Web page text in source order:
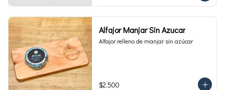
Alfajor Manjar Sin Azucar
Alfajor relleno de manjar sin azúcar
$2.500